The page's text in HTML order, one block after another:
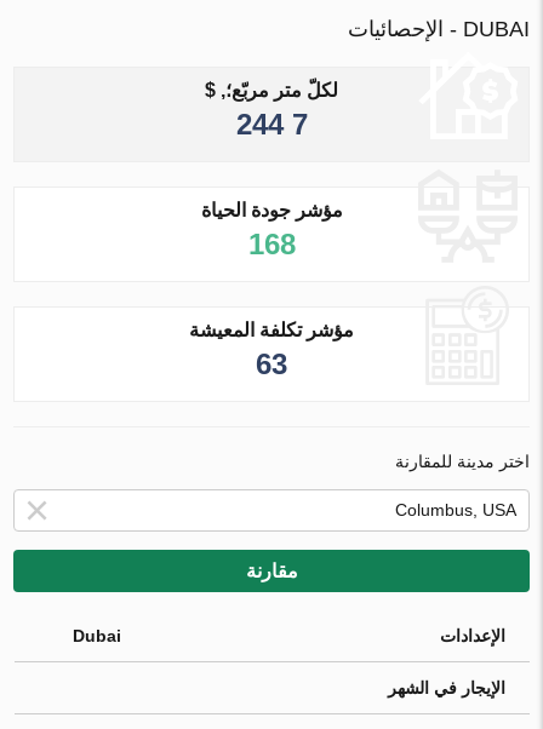
DUBAI - الإحصائيات
لكلّ متر مربّع؛, $
7 244
مؤشر جودة الحياة
168
مؤشر تكلفة المعيشة
63
اختر مدينة للمقارنة
مقارنة
الإعدادات Dubai
الإيجار في الشهر